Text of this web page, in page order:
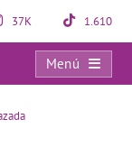
37K 1.610
Menú